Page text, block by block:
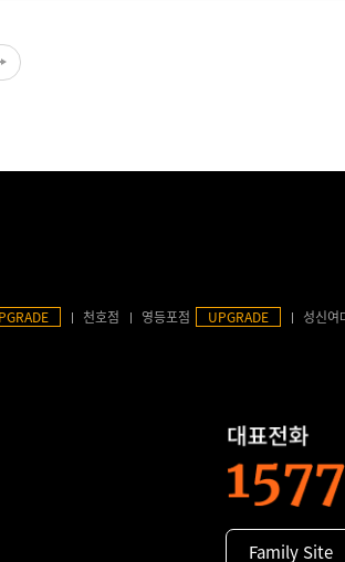
천호점 영등포점 UPGRADE 성신여
Family Site